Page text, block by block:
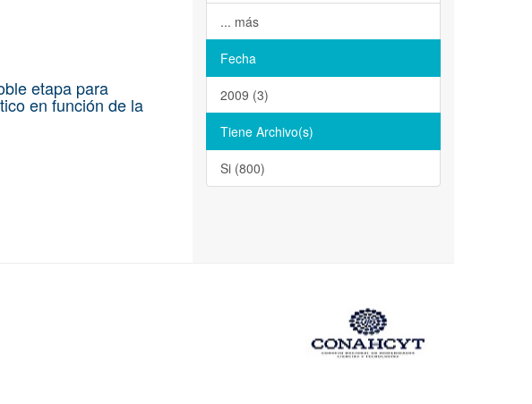
etapa para
en función de la
... más
Fecha
2009 (3)
Tiene Archivo(s)
Si (800)